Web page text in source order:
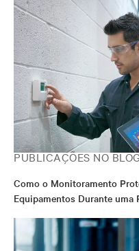
PUBLICAÇÕES NO
Como o Monitoramento
Equipamentos Durante uma